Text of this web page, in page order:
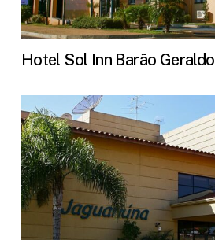
Hotel Sol Inn Barão Geraldo